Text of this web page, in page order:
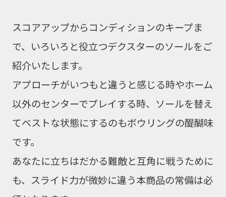
スコアアップからコンディションのキープま
で、 いろいろと役立つデクスターのソールをご
紹介いたします。
アプローチがいつもと違うと感じる時やホーム
以外のセンターでプレイする時、 ソールを替え
てベストな状態にするのもボウリングの醍醐味
です。
あなたに立ちはだかる難敵と互角に戦うために
も、スライド力が微妙に違う本商品の常備は必